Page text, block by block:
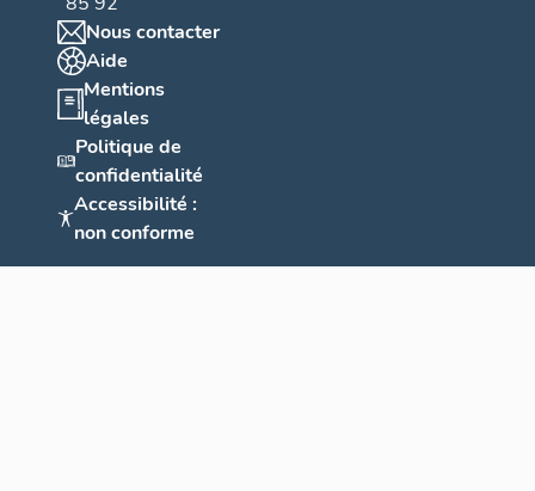
Nous contacter
Aide
Mentions
légales
Politique de
confidentialité
Accessibilité :
non conforme